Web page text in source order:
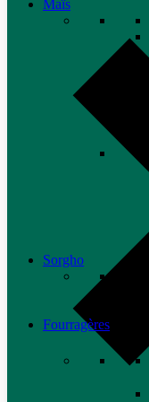
Maïs
Sorgho
Fourragères